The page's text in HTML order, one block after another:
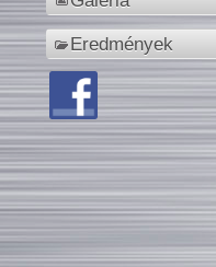
Eredmények